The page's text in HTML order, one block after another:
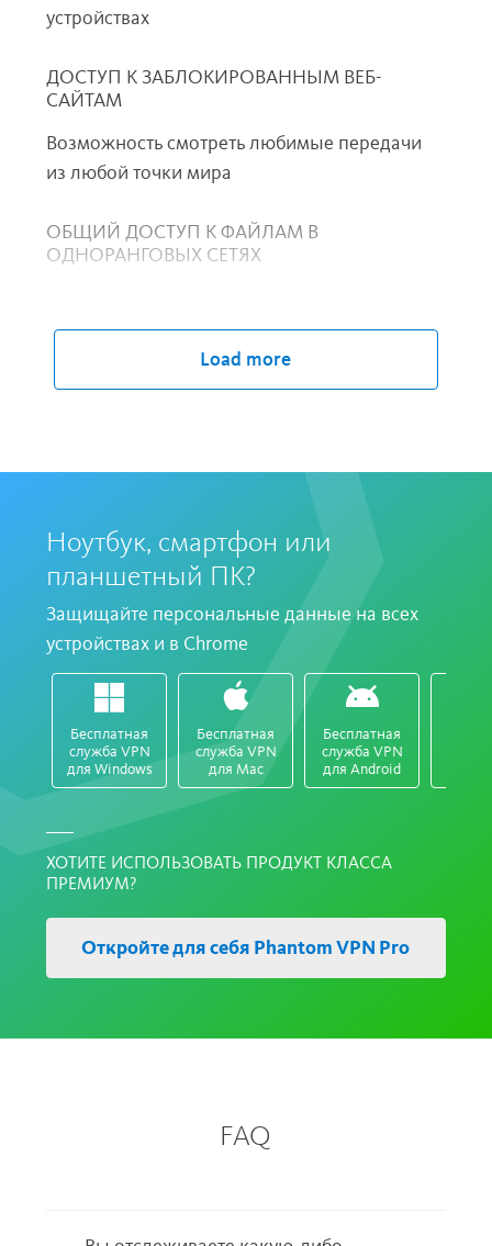
устройствах
ДОСТУП К ЗАБЛОКИРОВАННЫМ ВЕБ-
САЙТАМ
Возможность смотреть любимые передачи
из любой точки мира
ОБЩИЙ ДОСТУП К ФАЙЛАМ В
ОДНОРАНГОВЫХ СЕТЯХ
Phantom VPN
ОТСУТСТВИЕ ЖУРНАЛОВ
УДОБСТВО ИСПОЛЬЗОВАНИЯ
Включили. Выключили. Включили.
Выключили. Проще не бывает!
ЗАЩИТА ОТ УТЕЧКИ ДАННЫХ ЧЕРЕЗ DNS
АНОНИМНЫЙ ПРОСМОТР
Load more
Ноутбук, смартфон или
планшетный ПК?
Защищайте персональные данные на всех
устройствах и в Chrome
Бесплатная
служба VPN
для Windows
Бесплатная
служба VPN
для Mac
Бесплатная
служба VPN
для Android
ХОТИТЕ ИСПОЛЬЗОВАТЬ ПРОДУКТ КЛАССА
ПРЕМИУМ?
Откройте для себя Phantom VPN Pro
FAQ